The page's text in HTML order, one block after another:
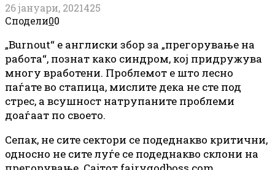
26 јануари, 2021425
Сподели00
„Burnout“ е англиски збор за „прегорување на
работа“, познат како синдром, кој придружува
многу вработени. Проблемот е што лесно
паѓате во стапица, мислите дека не сте под
стрес, а всушност натрупаните проблеми
доаѓаат по своето.
Сепак, не сите сектори се подеднакво критични,
односно не сите луѓе се подеднакво склони на